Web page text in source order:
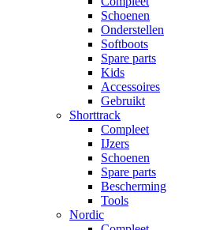
Schoenen
Onderstellen
Softboots
Spare parts
Kids
Accessoires
Gebruikt
Shorttrack
Compleet
IJzers
Schoenen
Spare parts
Bescherming
Tools
Nordic